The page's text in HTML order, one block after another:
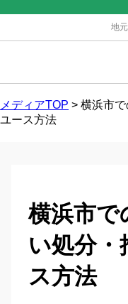
地
メディアTOP > 横浜市
ユース方法
横浜市で
い処分・
ス方法